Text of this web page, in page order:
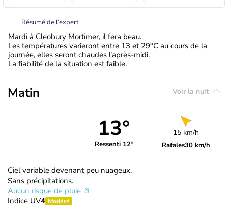
Résumé de l’expert
Mardi à Cleobury Mortimer, il fera beau.
Les températures varieront entre 13 et 29°C au cours de la
journée, elles seront chaudes l'après-midi.
La fiabilité de la situation est faible.
Matin Voir la nuit
13°
Ressenti 12°
15 km/h
Rafales30 km/h
Ciel variable devenant peu nuageux.
Sans précipitations.
Aucun risque de pluie
Indice UV4 Modéré